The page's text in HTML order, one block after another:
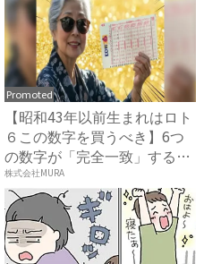
Promoted
【昭和43年以前生まれはロト
６この数字を買うべき】6つ
の数字が「完全一致」する
方...
株式会社MURA